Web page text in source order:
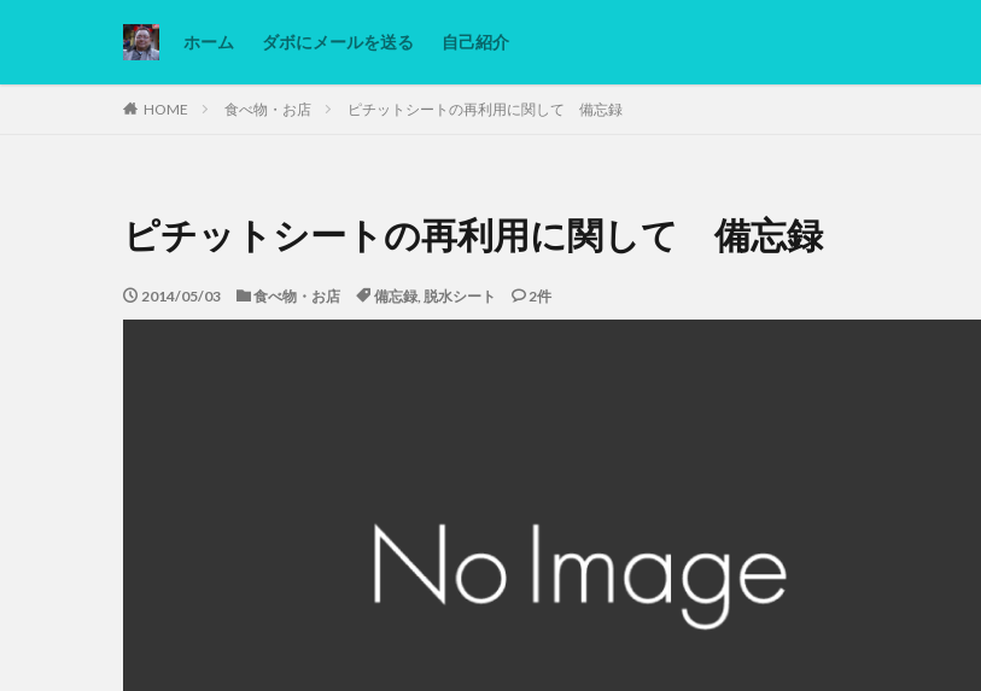
ホーム ダボにメールを送る 自己紹介
HOME 食べ物・お店 ピチットシートの再利用に関して 備忘録
ピチットシートの再利用に関して 備忘録
2014/05/03 食べ物・お店 備忘録, 脱水シート 2件
カテゴリー
Ninjatrader PC グリグリ画像 マレーシア動画